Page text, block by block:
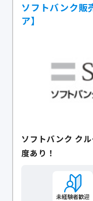
ソフトバンク販
ア】
ソフトバンク ク
度あり！
未経験者歓迎